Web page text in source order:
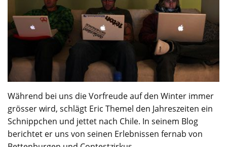
Während bei uns die Vorfreude auf den Winter immer
grösser wird, schlägt Eric Themel den Jahreszeiten ein
Schnippchen und jettet nach Chile. In seinem Blog
berichtet er uns von seinen Erlebnissen fernab von